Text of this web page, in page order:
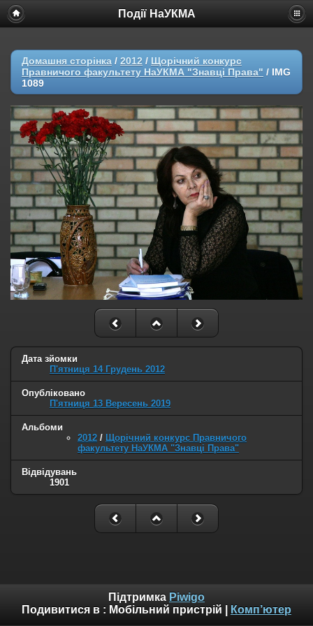
Події НаУКМА
Домашня сторінка / 2012 / Щорічний конкурс
Правничого факультету НаУКМА "Знавці Права" / IMG
1089
Дата зйомки
П'ятниця 14 Грудень 2012
Опубліковано
П'ятниця 13 Вересень 2019
Альбоми
2012 / Щорічний конкурс Правничого
факультету НаУКМА "Знавці Права"
Відвідувань
1901
Підтримка Piwigo
Подивитися в : Мобільний пристрій Комп’ютер